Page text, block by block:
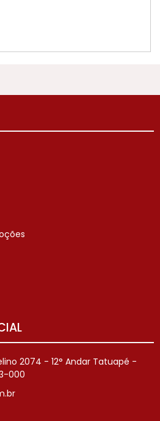
2074 - 12° Andar Tatuapé -
000